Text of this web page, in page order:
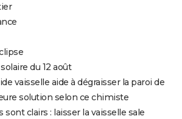
du 12 août
vaisselle aide à dégraisser la paroi de
solution selon ce chimiste
sont clairs : laisser la vaisselle sale